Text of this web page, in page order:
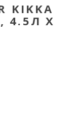
KIKKA
4.5Л Х